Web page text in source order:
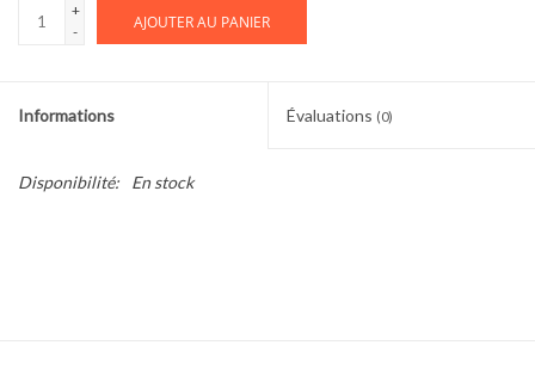
+
-
AJOUTER AU PANIER
Informations Évaluations (0)
Disponibilité: En stock